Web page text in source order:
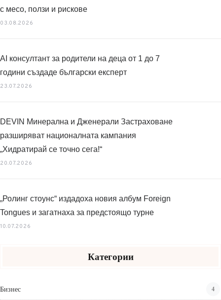
с месо, ползи и рискове
03.08.2026
AI консултант за родители на деца от 1 до 7
години създаде български експерт
23.07.2026
DEVIN Минерална и Дженерали Застраховане
разширяват националната кампания
„Хидратирай се точно сега!“
20.07.2026
„Ролинг стоунс“ издадоха новия албум Foreign
Tongues и загатнаха за предстоящо турне
10.07.2026
Категории
Бизнес 4